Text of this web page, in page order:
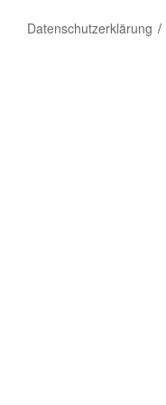
Datenschutzerklärung